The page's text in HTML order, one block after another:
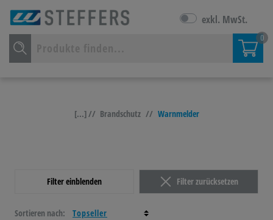
exkl. MwSt.
0
[...] // Brandschutz // Warnmelder
Filter einblenden Filter zurücksetzen
Sortieren nach: